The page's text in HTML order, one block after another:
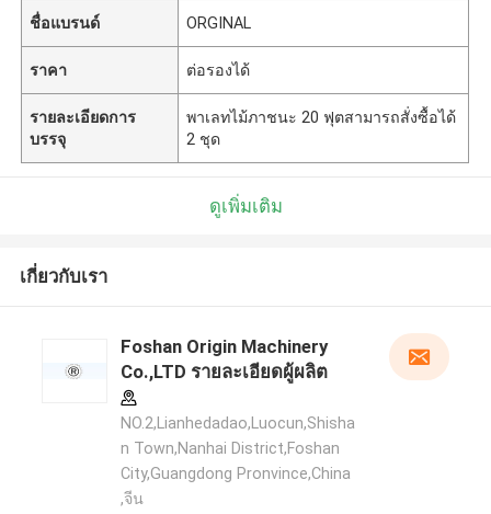
ชื่อแบรนด์ ORGINAL
ราคา ต่อรองได้
รายละเอียดการ
บรรจุ
พาเลทไม้ภาชนะ 20 ฟุตสามารถสั่งซื้อได้
2 ชุด
ดูเพิ่มเติม
เกี่ยวกับเรา
Foshan Origin Machinery
Co.,LTD รายละเอียดผู้ผลิต
NO.2,Lianhedadao,Luocun,Shisha
n Town,Nanhai District,Foshan
City,Guangdong Pronvince,China
,จีน